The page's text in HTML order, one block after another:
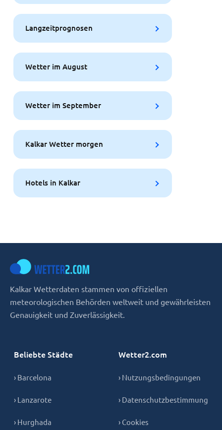
Langzeitprognosen
Wetter im August
Wetter im September
Kalkar Wetter morgen
Hotels in Kalkar
Kalkar Wetterdaten stammen von offiziellen
meteorologischen Behörden weltweit und gewährleisten
Genauigkeit und Zuverlässigkeit.
Beliebte Städte
› Barcelona
› Lanzarote
› Hurghada
Wetter2.com
› Nutzungsbedingungen
› Datenschutzbestimmung
› Cookies